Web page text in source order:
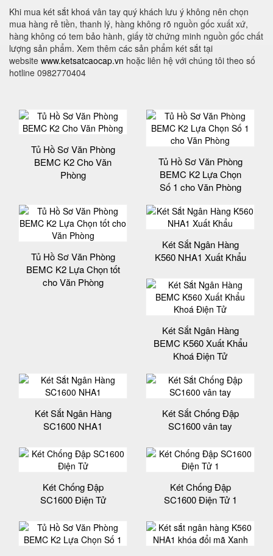
Khi mua két sắt khoá vân tay quý khách lưu ý không nên chọn
mua hàng rẻ tiền, thanh lý, hàng không rõ nguồn gốc xuất xứ,
hàng không có tem bảo hành, giấy tờ chứng minh nguồn gốc chất
lượng sản phẩm. Xem thêm các sản phẩm két sắt tại
website www.ketsatcaocap.vn hoặc liên hệ với chúng tôi theo số
hotline 0982770404
Tủ Hồ Sơ Văn Phòng
BEMC K2 Cho Văn
Phòng
Tủ Hồ Sơ Văn Phòng
BEMC K2 Lựa Chọn
Số 1 cho Văn Phòng
Tủ Hồ Sơ Văn Phòng
BEMC K2 Lựa Chọn tốt
cho Văn Phòng
Két Sắt Ngân Hàng
K560 NHA1 Xuất Khẩu
Két Sắt Ngân Hàng
BEMC K560 Xuất Khẩu
Khoá Điện Tử
Két Sắt Ngân Hàng
SC1600 NHA1
Két Sắt Chống Đập
SC1600 vân tay
Két Chống Đập
SC1600 Điện Tử
Két Chống Đập
SC1600 Điện Tử 1